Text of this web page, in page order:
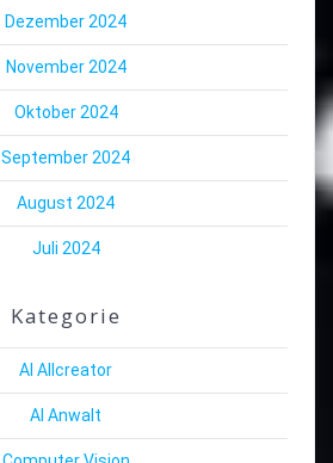
Dezember 2024
November 2024
Oktober 2024
September 2024
August 2024
Juli 2024
Kategorie
AI Allcreator
AI Anwalt